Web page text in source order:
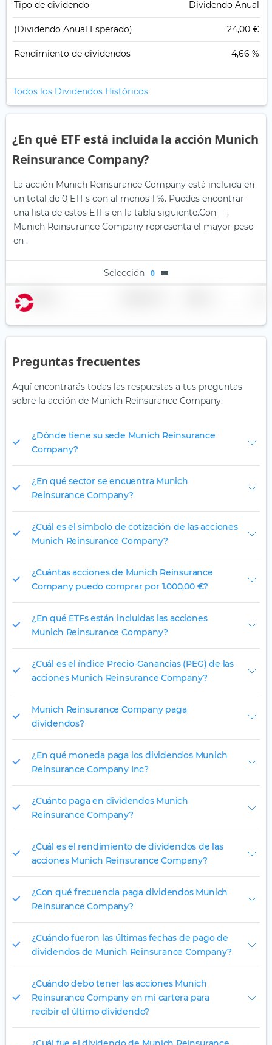
Tipo de dividendo Dividendo Anual
(Dividendo Anual Esperado) 24,00 €
Rendimiento de dividendos 4,66 %
Todos los Dividendos Históricos
¿En qué ETF está incluida la acción Munich
Reinsurance Company?
La acción Munich Reinsurance Company está incluida en
un total de 0 ETFs con al menos 1 %. Puedes encontrar
una lista de estos ETFs en la tabla siguiente.Con —,
Munich Reinsurance Company representa el mayor peso
en .
Selección 0
Nombre
Preguntas frecuentes
Aquí encontrarás todas las respuestas a tus preguntas
sobre la acción de Munich Reinsurance Company.
¿Dónde tiene su sede Munich Reinsurance
Company?
¿En qué sector se encuentra Munich
Reinsurance Company?
¿Cuál es el símbolo de cotización de las acciones
Munich Reinsurance Company?
¿Cuántas acciones de Munich Reinsurance
Company puedo comprar por 1.000,00 €?
¿En qué ETFs están incluidas las acciones
Munich Reinsurance Company?
¿Cuál es el índice Precio-Ganancias (PEG) de las
acciones Munich Reinsurance Company?
Munich Reinsurance Company paga
dividendos?
¿En qué moneda paga los dividendos Munich
Reinsurance Company Inc?
¿Cuánto paga en dividendos Munich
Reinsurance Company?
¿Cuál es el rendimiento de dividendos de las
acciones Munich Reinsurance Company?
¿Con qué frecuencia paga dividendos Munich
Reinsurance Company?
¿Cuándo fueron las últimas fechas de pago de
dividendos de Munich Reinsurance Company?
¿Cuándo debo tener las acciones Munich
Reinsurance Company en mi cartera para
recibir el último dividendo?